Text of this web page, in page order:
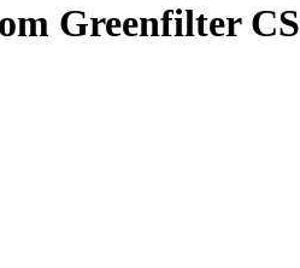
Greenfilter CS